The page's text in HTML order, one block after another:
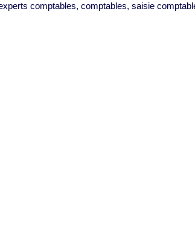
comptables, comptables, saisie